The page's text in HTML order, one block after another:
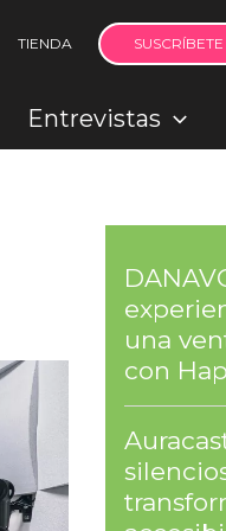
TIENDA SUSCRÍBETE
Entrevistas
una
con